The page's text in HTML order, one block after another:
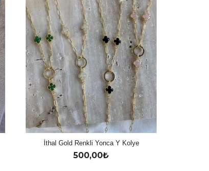
İthal Gold Renkli Yonca Y Kolye
500,00₺